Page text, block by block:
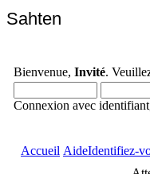
Sahten
Bienvenue, Invité.
Connexion avec
Accueil AideIdentifiez-